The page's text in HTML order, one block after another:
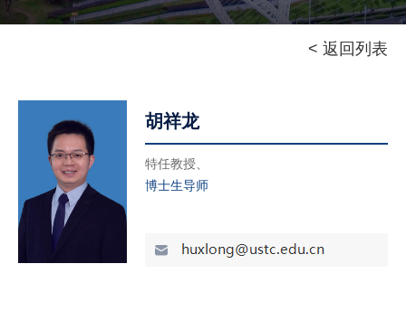
< 返回列表
胡祥龙
特任教授、
博士生导师